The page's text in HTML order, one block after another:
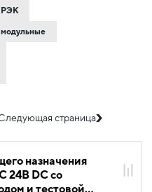
РЭК
страница
назначения
24В DC со
и тестовой